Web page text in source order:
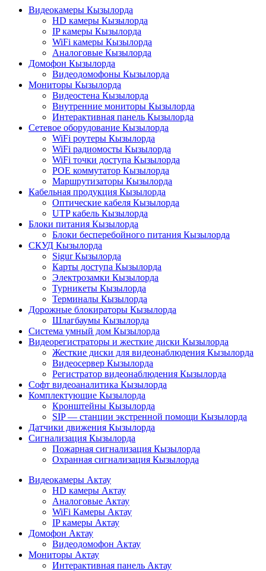
Видеокамеры Кызылорда
HD камеры Кызылорда
IP камеры Кызылорда
WiFi камеры Кызылорда
Аналоговые Кызылорда
Домофон Кызылорда
Видеодомофоны Кызылорда
Мониторы Кызылорда
Видеостена Кызылорда
Внутренние мониторы Кызылорда
Интерактивная панель Кызылорда
Сетевое оборудование Кызылорда
WiFi роутеры Кызылорда
WiFi радиомосты Кызылорда
WiFi точки доступа Кызылорда
POE коммутатор Кызылорда
Маршрутизаторы Кызылорда
Кабельная продукция Кызылорда
Оптические кабеля Кызылорда
UTP кабель Кызылорда
Блоки питания Кызылорда
Блоки бесперебойного питания Кызылорда
СКУД Кызылорда
Sigur Кызылорда
Карты доступа Кызылорда
Электрозамки Кызылорда
Турникеты Кызылорда
Терминалы Кызылорда
Дорожные блокираторы Кызылорда
Шлагбаумы Кызылорда
Система умный дом Кызылорда
Видеорегистраторы и жесткие диски Кызылорда
Жесткие диски для видеонаблюдения Кызылорда
Видеосервер Кызылорда
Регистратор видеонаблюдения Кызылорда
Софт видеоаналитика Кызылорда
Комплектующие Кызылорда
Кронштейны Кызылорда
SIP — станции экстренной помощи Кызылорда
Датчики движения Кызылорда
Сигнализация Кызылорда
Пожарная сигнализация Кызылорда
Охранная сигнализация Кызылорда
Видеокамеры Актау
HD камеры Актау
Аналоговые Актау
WiFi Камеры Актау
IP камеры Актау
Домофон Актау
Видеодомофон Актау
Мониторы Актау
Интерактивная панель Актау